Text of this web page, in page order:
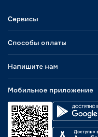
Способы оплаты
Мобильное приложение
Сервисы
Напишите нам